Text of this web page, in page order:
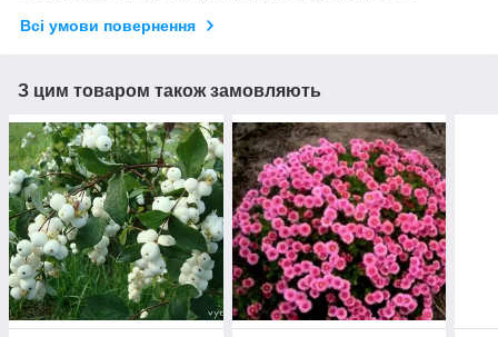
Всі умови повернення
З цим товаром також замовляють